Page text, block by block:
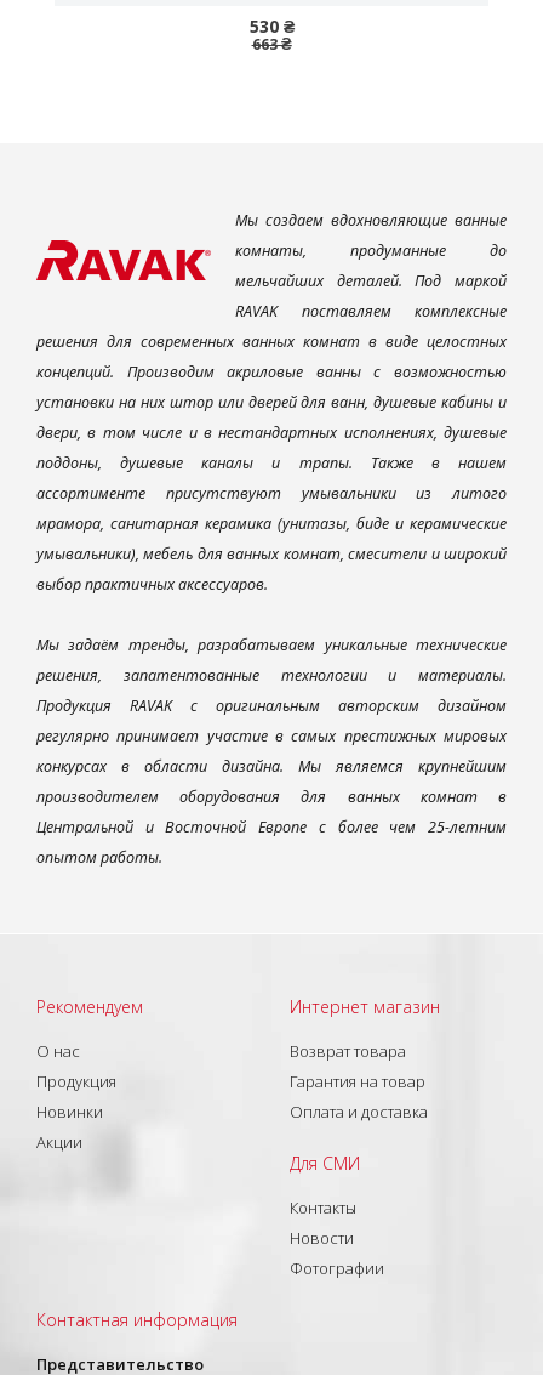
530 ₴
663 ₴
Мы создаем вдохновляющие ванные
комнаты, продуманные до
мельчайших деталей. Под маркой
RAVAK поставляем комплексные
решения для современных ванных комнат в виде целостных
концепций. Производим акриловые ванны с возможностью
установки на них штор или дверей для ванн, душевые кабины и
двери, в том числе и в нестандартных исполнениях, душевые
поддоны, душевые каналы и трапы. Также в нашем
ассортименте присутствуют умывальники из литого
мрамора, санитарная керамика (унитазы, биде и керамические
умывальники), мебель для ванных комнат, смесители и широкий
выбор практичных аксессуаров.
Мы задаём тренды, разрабатываем уникальные технические
решения, запатентованные технологии и материалы.
Продукция RAVAK с оригинальным авторским дизайном
регулярно принимает участие в самых престижных мировых
конкурсах в области дизайна. Мы являемся крупнейшим
производителем оборудования для ванных комнат в
Центральной и Восточной Европе с более чем 25-летним
опытом работы.
Рекомендуем
О нас
Продукция
Новинки
Акции
Интернет магазин
Возврат товара
Гарантия на товар
Оплата и доставка
Для СМИ
Контакты
Новости
Фотографии
Контактная информация
Представительство